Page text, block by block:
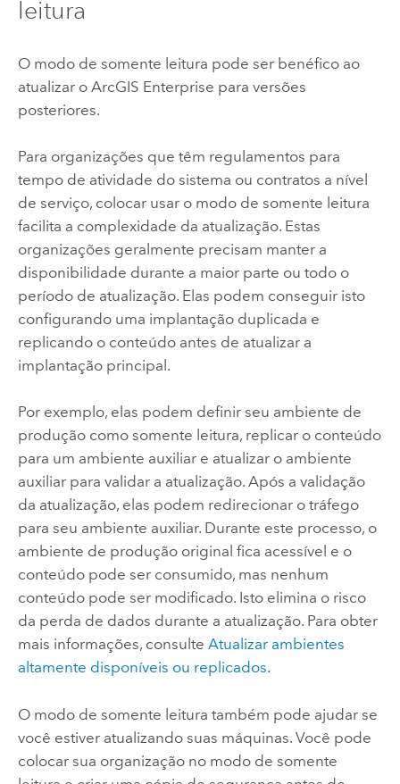
leitura
O modo de somente leitura pode ser benéfico ao
atualizar o ArcGIS Enterprise para versões
posteriores.
Para organizações que têm regulamentos para
tempo de atividade do sistema ou contratos a nível
de serviço, colocar usar o modo de somente leitura
facilita a complexidade da atualização. Estas
organizações geralmente precisam manter a
disponibilidade durante a maior parte ou todo o
período de atualização. Elas podem conseguir isto
configurando uma implantação duplicada e
replicando o conteúdo antes de atualizar a
implantação principal.
Por exemplo, elas podem definir seu ambiente de
produção como somente leitura, replicar o conteúdo
para um ambiente auxiliar e atualizar o ambiente
auxiliar para validar a atualização. Após a validação
da atualização, elas podem redirecionar o tráfego
para seu ambiente auxiliar. Durante este processo, o
ambiente de produção original fica acessível e o
conteúdo pode ser consumido, mas nenhum
conteúdo pode ser modificado. Isto elimina o risco
da perda de dados durante a atualização. Para obter
mais informações, consulte Atualizar ambientes
altamente disponíveis ou replicados.
O modo de somente leitura também pode ajudar se
você estiver atualizando suas máquinas. Você pode
colocar sua organização no modo de somente